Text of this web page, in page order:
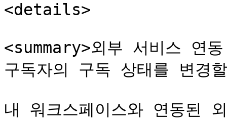
<details>
<summary>외부 서비스 연
구독자의 구독 상태를 변경
내 워크스페이스와 연동된